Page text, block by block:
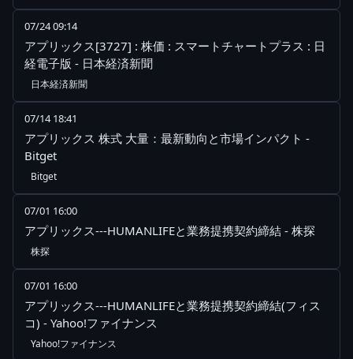
07/24 09:14
アプリックス[3727] : 株価 : スマートチャートプラス : 日
経電子版 - 日本経済新聞
日本経済新聞
07/14 18:41
アプリックス 株式 大量：最新動向と市場インパクト -
Bitget
Bitget
07/01 16:00
アプリックス---HUMANLIFEと業務提携契約締結 - 株探
株探
07/01 16:00
アプリックス---HUMANLIFEと業務提携契約締結(フィス
コ) - Yahoo!ファイナンス
Yahoo!ファイナンス